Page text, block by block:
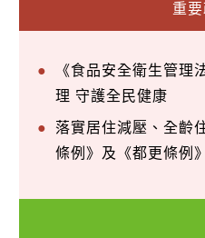
重
《食品安全衛生管
理 守護全民健康
落實居住減壓、全齡
條例》及《都更條例》